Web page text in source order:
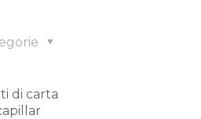
di carta